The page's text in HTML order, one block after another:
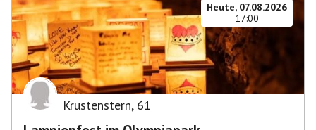
Heute, 07.08.2026
17:00
Krustenstern, 61